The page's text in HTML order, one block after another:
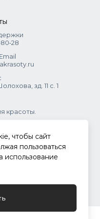
зд. 11 с. 1
красоты.
чтобы сайт
пользоваться
использование